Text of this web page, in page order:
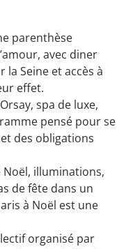
parenthèse
avec diner
Seine et accès à
effet.
spa de luxe,
pensé pour se
des obligations
Noël, illuminations,
de fête dans un
à Noël est une
organisé par